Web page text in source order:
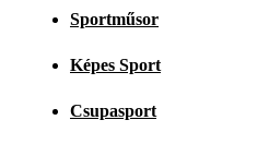
Sportműsor
Képes Sport
Csupasport